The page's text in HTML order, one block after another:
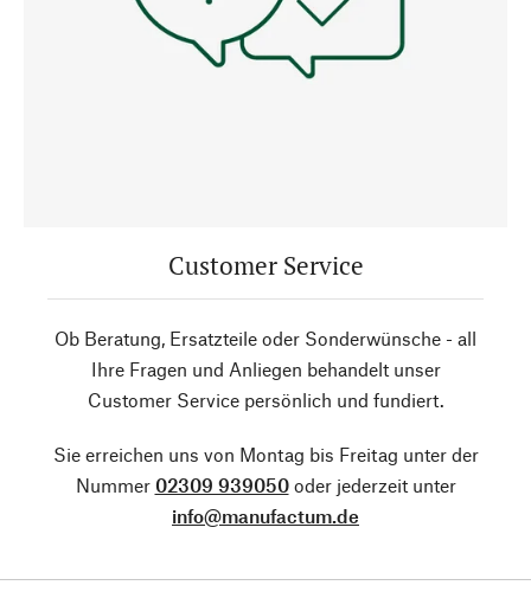
Customer Service
Ob Beratung, Ersatzteile oder Sonderwünsche - all
Ihre Fragen und Anliegen behandelt unser
Customer Service persönlich und fundiert.
Sie erreichen uns von Montag bis Freitag unter der
Nummer 02309 939050oder jederzeit unter
info@manufactum.de